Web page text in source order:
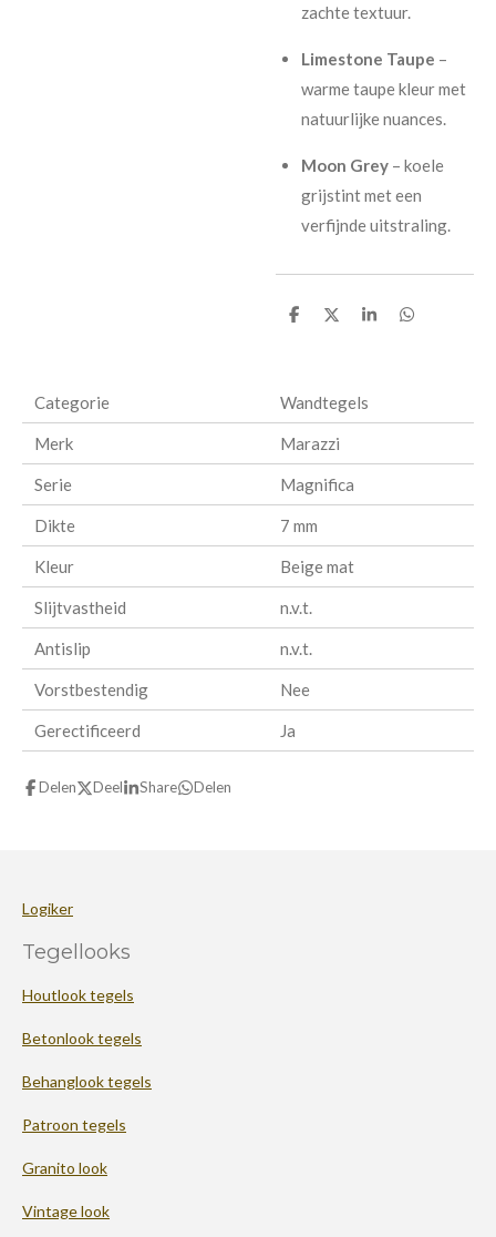
zachte textuur.
Limestone Taupe –
warme taupe kleur met
natuurlijke nuances.
Moon Grey– koele
grijstint met een
verfijnde uitstraling.
D
D
S
D
Categorie Wandtegels
Merk Marazzi
Serie Magnifica
Dikte 7 mm
Kleur Beige mat
Slijtvastheid n.v.t.
Antislip n.v.t.
Vorstbestendig Nee
Gerectificeerd Ja
Delen Deel Share Delen
Logiker
Tegellooks
Houtlook tegels
Betonlook tegels
Behanglook tegels
Patroon tegels
Granito look
Vintage look